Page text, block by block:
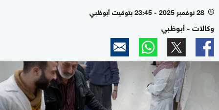
l 28 نوفمبر 2025 - 23:45 بتوقيت أبوظبي
وكالات - أبوظبي